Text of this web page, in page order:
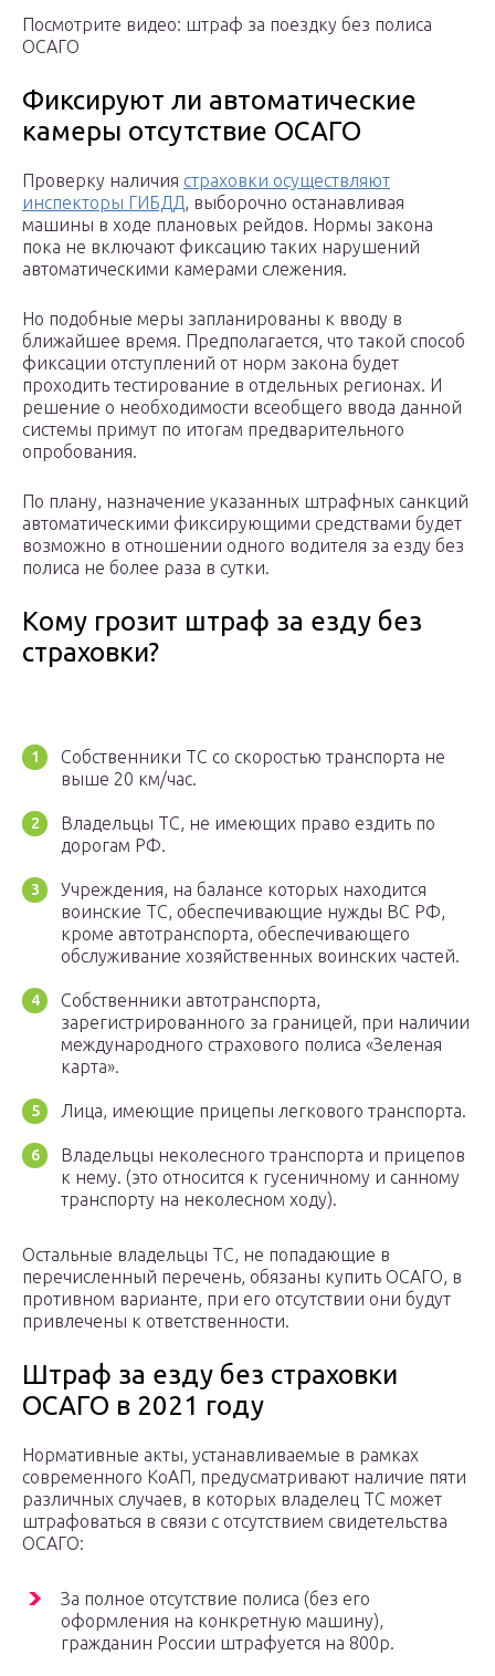
Посмотрите видео: штраф за поездку без полиса
ОСАГО
Фиксируют ли автоматические
камеры отсутствие ОСАГО
Проверку наличия страховки осуществляют
инспекторы ГИБДД, выборочно останавливая
машины в ходе плановых рейдов. Нормы закона
пока не включают фиксацию таких нарушений
автоматическими камерами слежения.
Но подобные меры запланированы к вводу в
ближайшее время. Предполагается, что такой способ
фиксации отступлений от норм закона будет
проходить тестирование в отдельных регионах. И
решение о необходимости всеобщего ввода данной
системы примут по итогам предварительного
опробования.
По плану, назначение указанных штрафных санкций
автоматическими фиксирующими средствами будет
возможно в отношении одного водителя за езду без
полиса не более раза в сутки.
Кому грозит штраф за езду без
страховки?
Собственники ТС со скоростью транспорта не
выше 20 км/час.
Владельцы ТС, не имеющих право ездить по
дорогам РФ.
Учреждения, на балансе которых находится
воинские ТС, обеспечивающие нужды ВС РФ,
кроме автотранспорта, обеспечивающего
обслуживание хозяйственных воинских частей.
Собственники автотранспорта,
зарегистрированного за границей, при наличии
международного страхового полиса «Зеленая
карта».
Лица, имеющие прицепы легкового транспорта.
Владельцы неколесного транспорта и прицепов
к нему. (это относится к гусеничному и санному
транспорту на неколесном ходу).
Остальные владельцы ТС, не попадающие в
перечисленный перечень, обязаны купить ОСАГО, в
противном варианте, при его отсутствии они будут
привлечены к ответственности.
Штраф за езду без страховки
ОСАГО в 2021 году
Нормативные акты, устанавливаемые в рамках
современного КоАП, предусматривают наличие пяти
различных случаев, в которых владелец ТС может
штрафоваться в связи с отсутствием свидетельства
ОСАГО:
За полное отсутствие полиса (без его
оформления на конкретную машину),
гражданин России штрафуется на 800р.